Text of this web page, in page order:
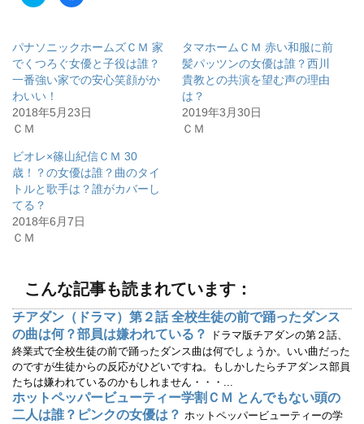
T
w
i
t
e
r
で
新
し
い
ウ
ィ
ン
ド
ウ
o
k
で
共
る
に
ッ
ク
し
て
く
さ
い
ィ
ン
ウ
で
開
き
ま
す
)
パナソニックホームズＣＭ 家
でくつろぐ女優と子役は誰？
一番強い家での安心笑顔がか
わいい！
2018年5月23日
ＣＭ
タマホームＣＭ 赤い和服に前
髪パッツンの女優は誰？西川
貴教との共演を望む声の理由
は？
2019年3月30日
ＣＭ
ビオレ×篠山紀信ＣＭ 30
歳！？の女優は誰？曲のタイ
トルと歌手は？誰がカバーし
てる？
2018年6月7日
ＣＭ
こんな記事も読まれています：
チアダン（ドラマ）第２話 全校生徒の前で踊ったダンス
の曲は何？部員は嫌われている？
ドラマ版チアダンの第２話、
終業式で全校生徒の前で踊ったダンス曲は何でしょうか。いい曲だった
のですが生徒からの反応がひどいですね。もしかしたらチアダンス部員
たちは嫌われているのかもしれません・・・...
ホットペッパービューティー学割ＣＭ とんでもない頭の
二人は誰？ピンクの女優は？ ホットペッパービューティーの学